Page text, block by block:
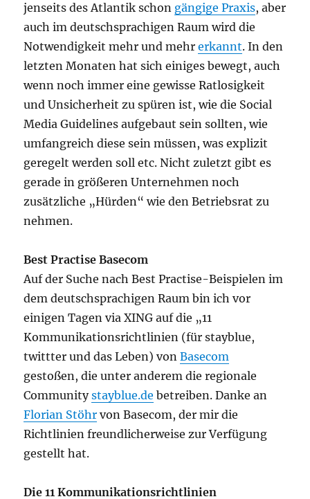
jenseits des Atlantik schon gängige Praxis, aber
auch im deutschsprachigen Raum wird die
Notwendigkeit mehr und mehrerkannt. In den
letzten Monaten hat sich einiges bewegt, auch
wenn noch immer eine gewisse Ratlosigkeit
und Unsicherheit zu spüren ist, wie die Social
Media Guidelines aufgebaut sein sollten, wie
umfangreich diese sein müssen, was explizit
geregelt werden soll etc. Nicht zuletzt gibt es
gerade in größeren Unternehmen noch
zusätzliche „Hürden“ wie den Betriebsrat zu
nehmen.
Best Practise Basecom
Auf der Suche nach Best Practise-Beispielen im
dem deutschsprachigen Raum bin ich vor
einigen Tagen via XING auf die „11
Kommunikationsrichtlinien (für stayblue,
twittter und das Leben) vonBasecom
gestoßen, die unter anderem die regionale
Communitystayblue.de betreiben. Danke an
Florian Stöhr von Basecom, der mir die
Richtlinien freundlicherweise zur Verfügung
gestellt hat.
Die 11 Kommunikationsrichtlinien